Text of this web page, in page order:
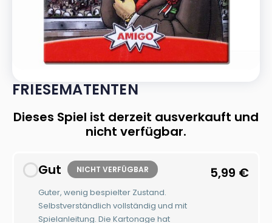
FRIESEMATENTEN
Dieses Spiel ist derzeit ausverkauft und
nicht verfügbar.
Gut NICHT VERFÜGBAR
Guter, wenig bespielter Zustand.
Selbstverständlich vollständig und mit
Spielanleitung. Die Kartonage hat
5,99 €